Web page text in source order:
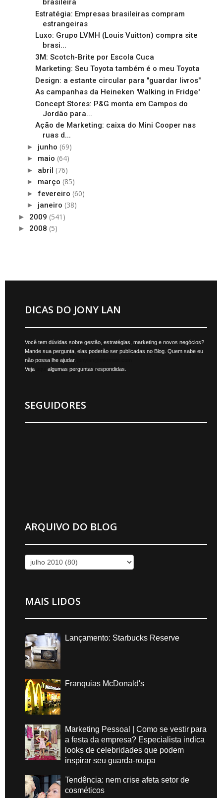
brasileira
Estratégia: Empresas brasileiras compram
estrangeiras
Luxo: Grupo LVMH (Louis Vuitton) compra site
brasi...
3M: Scotch-Brite por Escola Cuca
Marketing: Seu Toyota também é o meu Toyota
Design: a estante circular para "guardar livros"
As campanhas da Heineken 'Walking in Fridge'
Concept Stores: P&G monta em Campos do
Jordão para...
Ação de Marketing: caixa do Mini Cooper nas
ruas d...
► junho (69)
► maio (64)
► abril (76)
► março (85)
► fevereiro (60)
► janeiro (38)
► 2009 (541)
► 2008 (5)
DICAS DO JONY LAN
Você tem dúvidas sobre gestão, estratégias, marketing e novos negócios?
Mande sua pergunta, elas poderão ser publicadas no Blog. Quem sabe eu
não possa lhe ajudar.
Veja
algumas perguntas respondidas.
SEGUIDORES
ARQUIVO DO BLOG
MAIS LIDOS
Lançamento: Starbucks Reserve
Franquias McDonald's
Marketing Pessoal | Como se vestir para
a festa da empresa? Especialista indica
looks de celebridades que podem
inspirar seu guarda-roupa
Tendência: nem crise afeta setor de
cosméticos